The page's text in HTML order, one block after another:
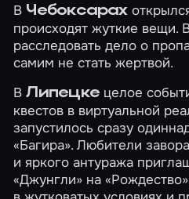
В Чебоксарах
происходят жуткие вещи.
расследовать дело о
самим не стать жертвой.
ВЛипецкецелое
квестов в виртуальной
запустилось сразу
«Багира». Любители
и яркого антуража
«Джунгли» на«Рождество»